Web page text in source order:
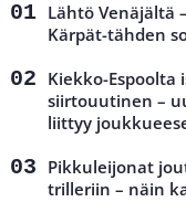
Lähtö Venäjältä
Kärpät-tähden
Kiekko-Espoolta
siirtouutinen –
liittyy
Pikkuleijonat
trilleriin – näin